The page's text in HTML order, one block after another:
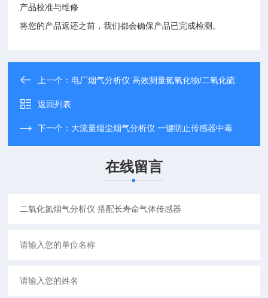
产品校准与维修
将您的产品返还之前，我们都会确保产品已完成检测。
上一个： 电厂烟气分析仪 高效测量氮氧化物/二氧化硫
返回列表
下一个： 大流量烟尘烟气分析仪 一键防止传感器中毒
在线留言